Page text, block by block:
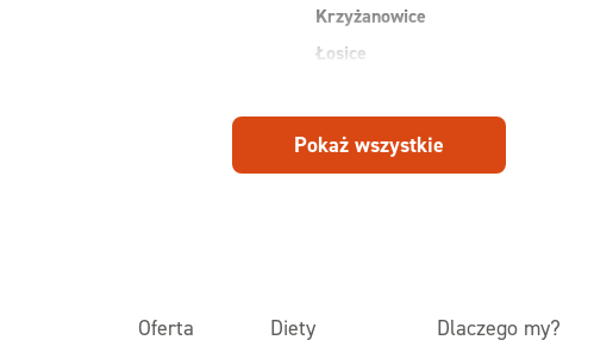
Krzyżanowice
Łosice
Pokaż wszystkie
Oferta Diety Dlaczego my?